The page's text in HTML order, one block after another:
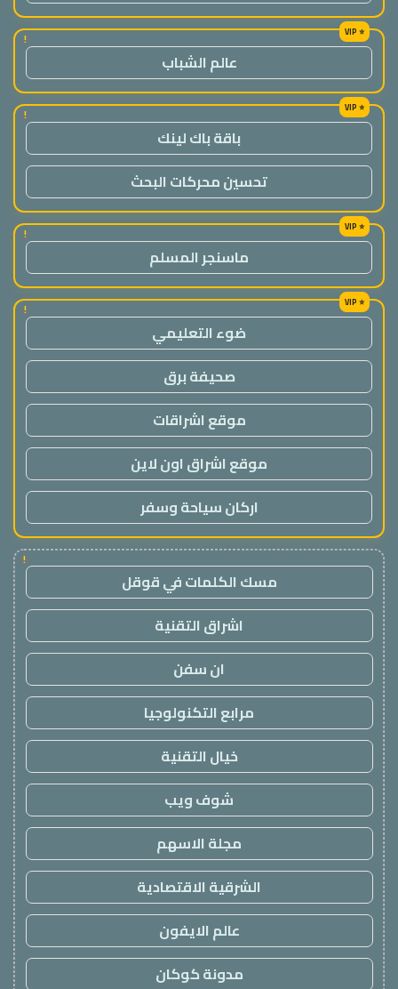
!
عالم الشباب
!
باقة باك لينك
تحسين محركات البحث
!
ماسنجر المسلم
!
ضوء التعليمي
صحيفة برق
موقع اشراقات
موقع اشراق اون لاين
اركان سياحة وسفر
!
مسك الكلمات في قوقل
اشراق التقنية
ان سفن
مرابع التكنولوجيا
خيال التقنية
شوف ويب
مجلة الاسهم
الشرقية الاقتصادية
عالم الايفون
مدونة كوكان